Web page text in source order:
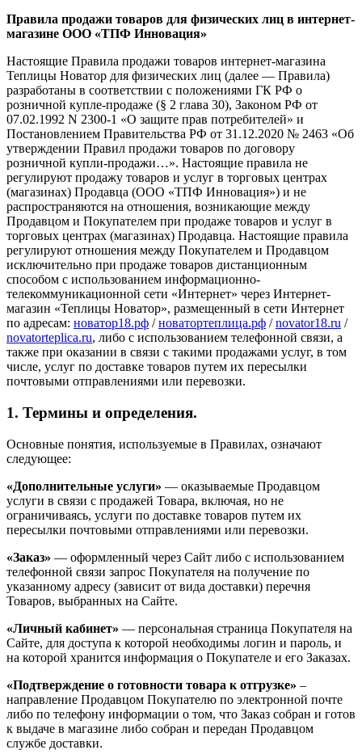
Правила продажи товаров для физических лиц в интернет-
магазине ООО «ТПФ Инновация»
Настоящие Правила продажи товаров интернет-магазина
Теплицы Новатор для физических лиц (далее — Правила)
разработаны в соответствии с положениями ГК РФ о
розничной купле-продаже (§ 2 глава 30), Законом РФ от
07.02.1992 N 2300-1 «О защите прав потребителей» и
Постановлением Правительства РФ от 31.12.2020 № 2463 «Об
утверждении Правил продажи товаров по договору
розничной купли-продажи…». Настоящие правила не
регулируют продажу товаров и услуг в торговых центрах
(магазинах) Продавца (ООО «ТПФ Инновация») и не
распространяются на отношения, возникающие между
Продавцом и Покупателем при продаже товаров и услуг в
торговых центрах (магазинах) Продавца. Настоящие правила
регулируют отношения между Покупателем и Продавцом
исключительно при продаже товаров дистанционным
способом с использованием информационно-
телекоммуникационной сети «Интернет» через Интернет-
магазин «Теплицы Новатор», размещенный в сети Интернет
по адресам: новатор18.рф /новатортеплица.рф /novator18.ru /
novatorteplica.ru, либо с использованием телефонной связи, а
также при оказании в связи с такими продажами услуг, в том
числе, услуг по доставке товаров путем их пересылки
почтовыми отправлениями или перевозки.
1. Термины и определения.
Основные понятия, используемые в Правилах, означают
следующее:
«Дополнительные услуги» — оказываемые Продавцом
услуги в связи с продажей Товара, включая, но не
ограничиваясь, услуги по доставке товаров путем их
пересылки почтовыми отправлениями или перевозки.
«Заказ» — оформленный через Сайт либо с использованием
телефонной связи запрос Покупателя на получение по
указанному адресу (зависит от вида доставки) перечня
Товаров, выбранных на Сайте.
«Личный кабинет» — персональная страница Покупателя на
Сайте, для доступа к которой необходимы логин и пароль, и
на которой хранится информация о Покупателе и его Заказах.
«Подтверждение о готовности товара к отгрузке» –
направление Продавцом Покупателю по электронной почте
либо по телефону информации о том, что Заказ собран и готов
к выдаче в магазине либо собран и передан Продавцом
службе доставки.